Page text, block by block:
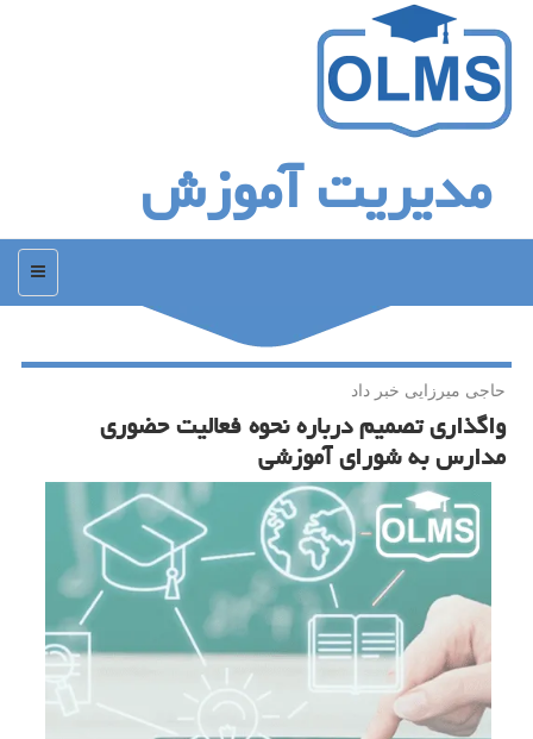
مدیریت آموزش
منو
حاجی میرزایی خبر داد
واگذاری تصمیم درباره نحوه فعالیت حضوری
مدارس به شورای آموزشی